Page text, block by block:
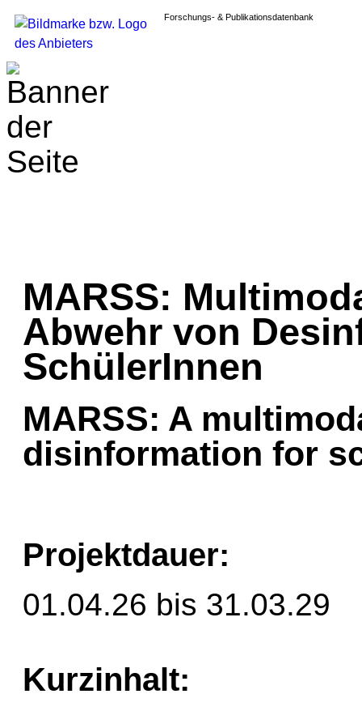
Forschungs- & Publikationsdatenbank
MARSS:
Abwehr von
SchülerInnen
MARSS: A
disinformation for
Projektdauer:
01.04.26 bis 31.03.29
Kurzinhalt: